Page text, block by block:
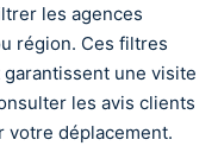
les agences
région. Ces filtres
une visite
les avis clients
votre déplacement.